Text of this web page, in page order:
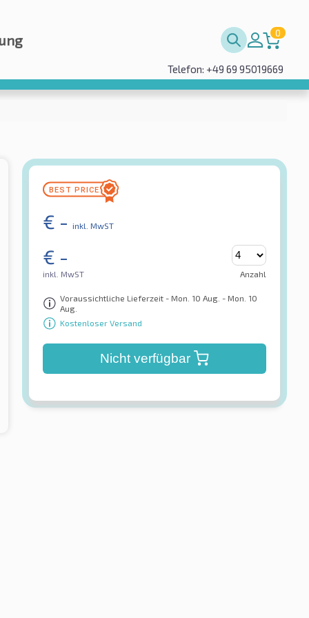
0
Telefon: +49 69 95019669
€ - inkl. MwST
€ -
inkl. MwST Anzahl
Voraussichtliche Lieferzeit - Mon. 10 Aug. - Mon. 10
Aug.
Kostenloser Versand
Nicht verfügbar